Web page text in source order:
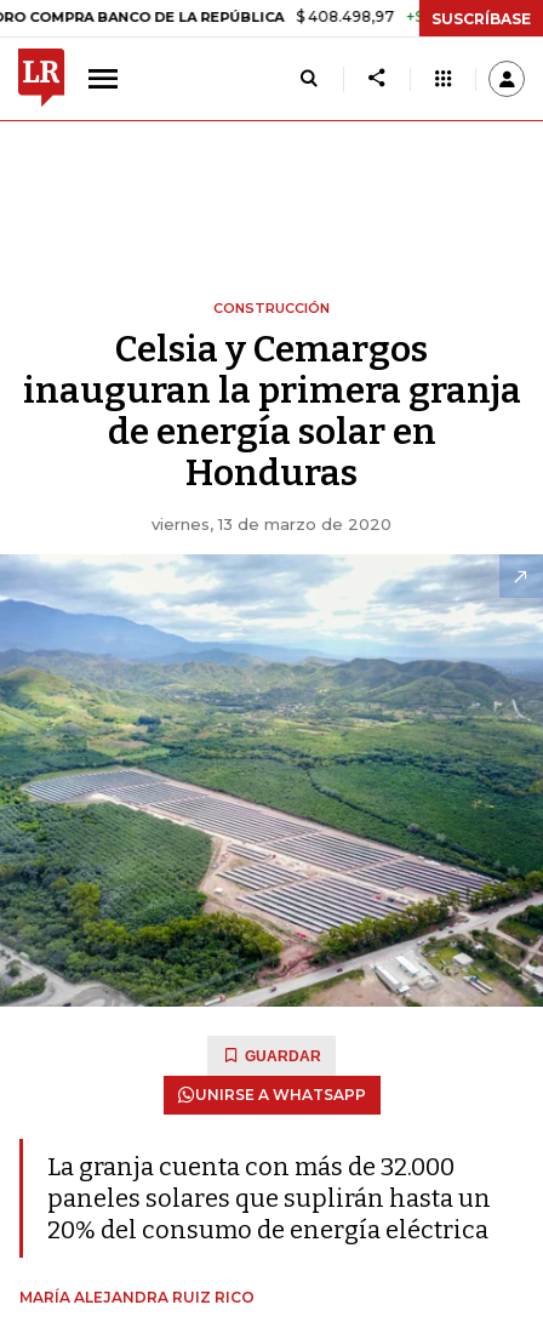
BANCO DE LA REPÚBLICA $ 408.498,97 +$ 8.753,81 +2,19%
SUSCRÍBASE
CONSTRUCCIÓN
Celsia y Cemargos
inauguran la primera granja
de energía solar en
Honduras
viernes, 13 de marzo de 2020
GUARDAR
UNIRSE A WHATSAPP
La granja cuenta con más de 32.000
paneles solares que suplirán hasta un
20% del consumo de energía eléctrica
MARÍA ALEJANDRA RUIZ RICO